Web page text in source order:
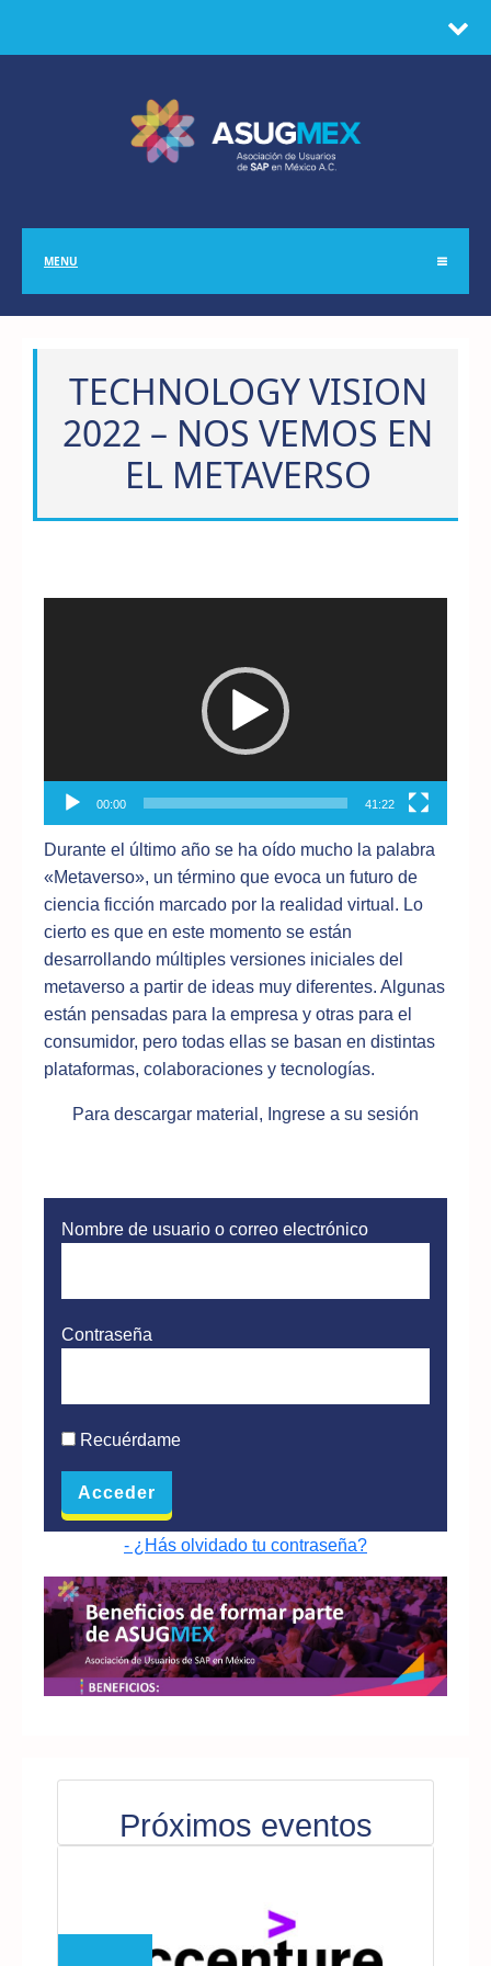
MENU
TECHNOLOGY VISION
2022 – NOS VEMOS EN
EL METAVERSO
00:00 41:22
Durante el último año se ha oído mucho la palabra
«Metaverso», un término que evoca un futuro de
ciencia ficción marcado por la realidad virtual. Lo
cierto es que en este momento se están
desarrollando múltiples versiones iniciales del
metaverso a partir de ideas muy diferentes. Algunas
están pensadas para la empresa y otras para el
consumidor, pero todas ellas se basan en distintas
plataformas, colaboraciones y tecnologías.
Para descargar material, Ingrese a su sesión
Nombre de usuario o correo electrónico
Contraseña
Recuérdame
- ¿Hás olvidado tu contraseña?
Próximos eventos